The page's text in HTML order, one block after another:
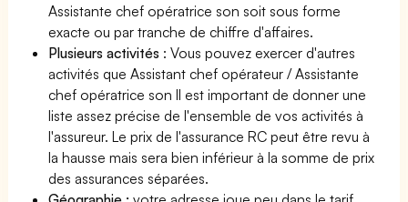
Assistante chef opératrice son soit sous forme
exacte ou par tranche de chiffre d'affaires.
Plusieurs activités : Vous pouvez exercer d'autres
activités que Assistant chef opérateur / Assistante
chef opératrice son Il est important de donner une
liste assez précise de l'ensemble de vos activités à
l'assureur. Le prix de l'assurance RC peut être revu à
la hausse mais sera bien inférieur à la somme de prix
des assurances séparées.